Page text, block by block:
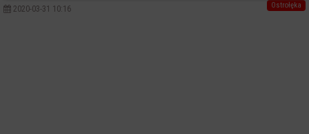
Ostrołęka
2020-03-31 10:16